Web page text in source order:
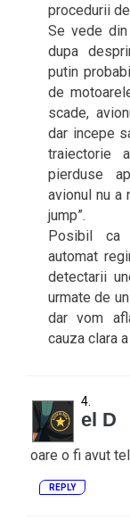
procedurii
Se vede
dupa
putin
de
scade,
dar incepe
traiectorie
pierduse
avionul nu a
jump”.
Posibil ca
automat
detectarii
urmate de
dar vom
cauza clara
el D
oare o fi avut
REPLY